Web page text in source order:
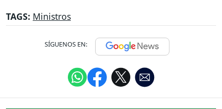
TAGS: Ministros
SÍGUENOS EN: